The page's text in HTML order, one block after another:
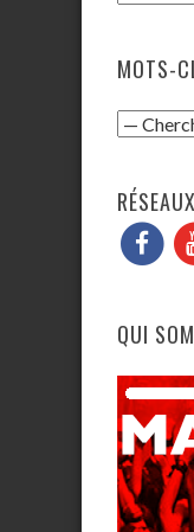
MOTS-
QUI